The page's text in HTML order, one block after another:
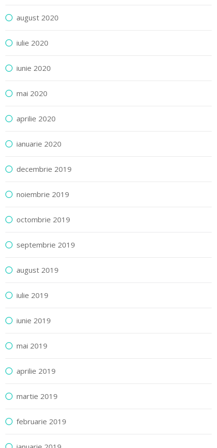
august 2020
iulie 2020
iunie 2020
mai 2020
aprilie 2020
ianuarie 2020
decembrie 2019
noiembrie 2019
octombrie 2019
septembrie 2019
august 2019
iulie 2019
iunie 2019
mai 2019
aprilie 2019
martie 2019
februarie 2019